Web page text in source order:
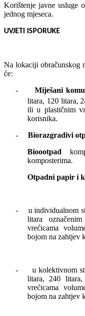
Korištenje javne usluge
jednog mjeseca.
UVJETI ISPORUKE
Na lokaciji obračunskog
će:
-
Miješani
litara, 120 litara,
ili u plastičnim
korisnika.
-
Biorazgradivi
Bioootpad
komposterima.
Otpadni papir i
-
u individualnom
litara
vrećicama
bojom na zahtjev
-
u kolektivnom
litara, 240
vrećicama
bojom na zahtjev